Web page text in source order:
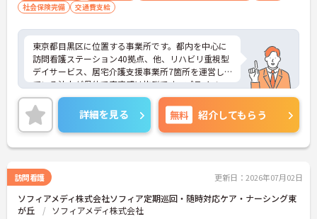
社会保険完備
交通費支給
東京都目黒区に位置する事業所です。都内を中心に
訪問看護ステーション40拠点、他、リハビリ重視型
デイサービス、居宅介護支援事業所7箇所を運営し
ている法人が母体で安定感は抜群です。プライベー
トと仕事を無理なく両立できる制度・支援やキャリ
アアップを支援する制度が充実しており、長く安心
してご就業いただけます！ご興味のある方は是非お
気軽にお問い合わせください。
詳細を見る 無料 紹介してもらう
訪問看護 更新日：2026年07月02日
ソフィアメディ株式会社ソフィア定期巡回・随時対応ケア・ナーシング東
が丘
ソフィアメディ株式会社